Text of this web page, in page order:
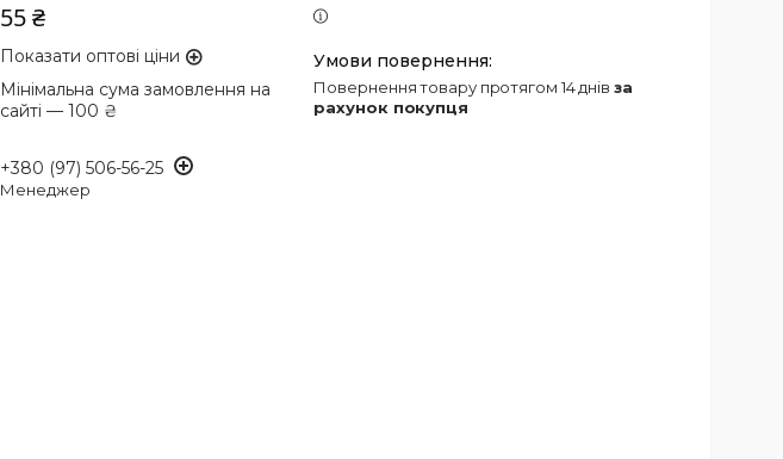
55 ₴
Показати оптові ціни
Мінімальна сума замовлення на
сайті — 100 ₴
+380 (97) 506-56-25
Менеджер
повернення товару протягом 14 днів за
рахунок покупця